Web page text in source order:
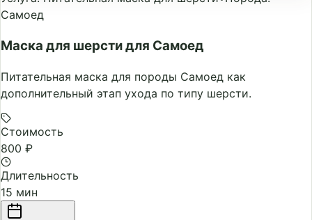
Самоед
Маска для шерсти для Самоед
Питательная маска для породы Самоед как
дополнительный этап ухода по типу шерсти.
Стоимость
800 ₽
Длительность
15 мин